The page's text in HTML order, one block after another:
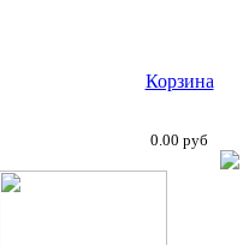
Корзина
0.00 руб